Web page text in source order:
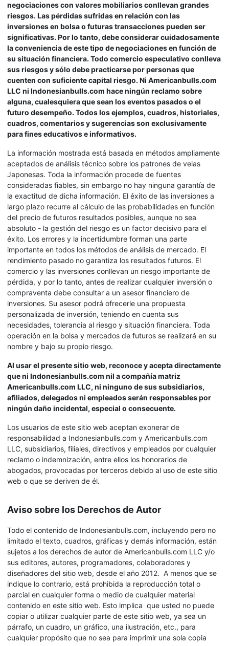
negociaciones con valores mobiliarios conllevan grandes
riesgos. Las pérdidas sufridas en relación con las
inversiones en bolsa o futuras transacciones pueden ser
significativas. Por lo tanto, debe considerar cuidadosamente
la conveniencia de este tipo de negociaciones en función de
su situación financiera. Todo comercio especulativo conlleva
sus riesgos y sólo debe practicarse por personas que
cuenten con suficiente capital riesgo. Ni Americanbulls.com
LLC ni Indonesianbulls.com hace ningún reclamo sobre
alguna, cualesquiera que sean los eventos pasados o el
futuro desempeño. Todos los ejemplos, cuadros, historiales,
cuadros, comentarios y sugerencias son exclusivamente
para fines educativos e informativos.
La información mostrada está basada en métodos ampliamente
aceptados de análisis técnico sobre los patrones de velas
Japonesas. Toda la información procede de fuentes
consideradas fiables, sin embargo no hay ninguna garantía de
la exactitud de dicha información. El éxito de las inversiones a
largo plazo recurre al cálculo de las probabilidades en función
del precio de futuros resultados posibles, aunque no sea
absoluto - la gestión del riesgo es un factor decisivo para el
éxito. Los errores y la incertidumbre forman una parte
importante en todos los métodos de análisis de mercado. El
rendimiento pasado no garantiza los resultados futuros. El
comercio y las inversiones conllevan un riesgo importante de
pérdida, y por lo tanto, antes de realizar cualquier inversión o
compraventa debe consultar a un asesor financiero de
inversiones. Su asesor podrá ofrecerle una propuesta
personalizada de inversión, teniendo en cuenta sus
necesidades, tolerancia al riesgo y situación financiera. Toda
operación en la bolsa y mercados de futuros se realizará en su
nombre y bajo su propio riesgo.
Al usar el presente sitio web, reconoce y acepta directamente
que ni Indonesianbulls.com nil a compañía matriz
Americanbulls.com LLC, ni ninguno de sus subsidiarios,
afiliados, delegados ni empleados serán responsables por
ningún daño incidental, especial o consecuente.
Los usuarios de este sitio web aceptan exonerar de
responsabilidad a Indonesianbulls.com y Americanbulls.com
LLC, subsidiarios, filiales, directivos y empleados por cualquier
reclamo o indemnización, entre ellos los honorarios de
abogados, provocadas por terceros debido al uso de este sitio
web o que se deriven de él.
Aviso sobre los Derechos de Autor
Todo el contenido de Indonesianbulls.com, incluyendo pero no
limitado el texto, cuadros, gráficas y demás información, están
sujetos a los derechos de autor de Americanbulls.com LLC y/o
sus editores, autores, programadores, colaboradores y
diseñadores del sitio web, desde el año 2012. A menos que se
indique lo contrario, está prohibida la reproducción total o
parcial en cualquier forma o medio de cualquier material
contenido en este sitio web. Esto implica que usted no puede
copiar o utilizar cualquier parte de este sitio web, ya sea un
párrafo, un cuadro, un gráfico, una ilustración, etc., para
cualquier propósito que no sea para imprimir una sola copia